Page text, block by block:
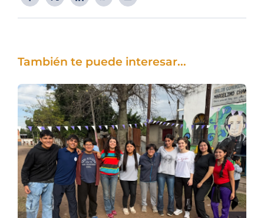
También te puede interesar...